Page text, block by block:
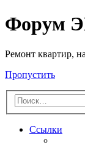
Регистрация
Форум
Ремонт квартир,
Пропустить
Ссылки